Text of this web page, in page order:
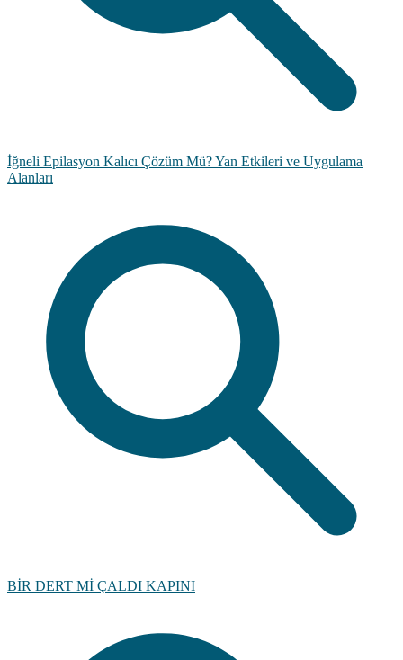
İğneli Epilasyon Kalıcı Çözüm Mü? Yan Etkileri ve Uygulama
Alanları
BİR DERT Mİ ÇALDI KAPINI